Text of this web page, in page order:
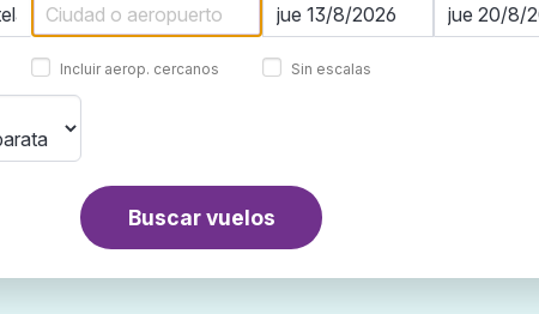
Incluir aerop. cercanos Sin escalas
Buscar vuelos